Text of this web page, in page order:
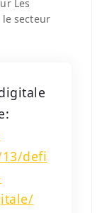
Les
secteur
defi